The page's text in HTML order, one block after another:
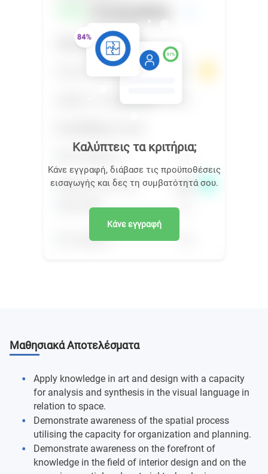
Καλύπτεις τα κριτήρια;
Κάνε εγγραφή, διάβασε τις προϋποθέσεις
εισαγωγής και δες τη συμβατότητά σου.
Κάνε εγγραφή
Μαθησιακά Αποτελέσματα
Apply knowledge in art and design with a capacity
for analysis and synthesis in the visual language in
relation to space.
Demonstrate awareness of the spatial process
utilising the capacity for organization and planning.
Demonstrate awareness on the forefront of
knowledge in the field of interior design and on the